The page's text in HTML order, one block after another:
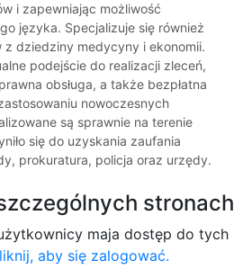
i zapewniając możliwość
języka. Specjalizuje się również
z dziedziny medycyny i ekonomii.
podejście do realizacji zleceń,
obsługa, a także bezpłatna
nowoczesnych
są sprawnie na terenie
się do uzyskania zaufania
prokuratura, policja oraz urzędy.
stronach
maja dostęp do tych
aby się zalogować.